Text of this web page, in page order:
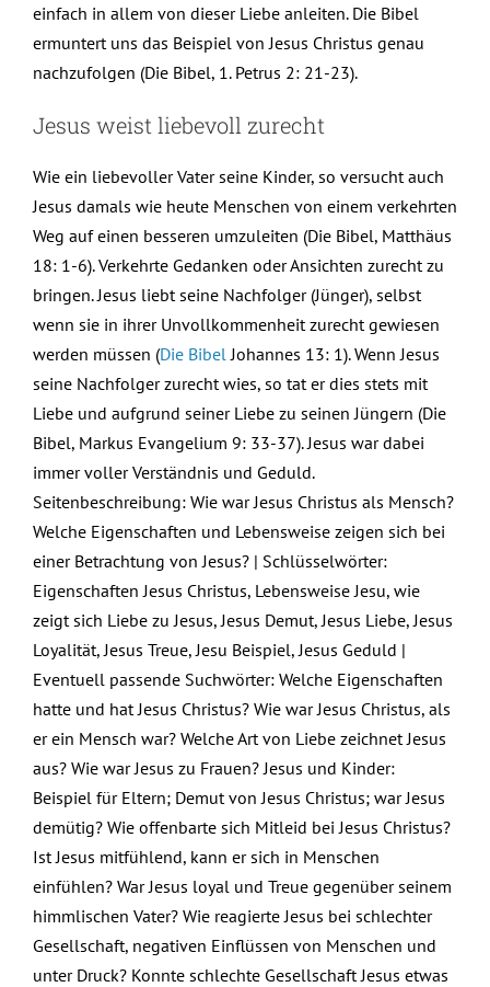
einfach in allem von dieser Liebe anleiten. Die Bibel
ermuntert uns das Beispiel von Jesus Christus genau
nachzufolgen (Die Bibel, 1. Petrus 2: 21-23).
Jesus weist liebevoll zurecht
Wie ein liebevoller Vater seine Kinder, so versucht auch
Jesus damals wie heute Menschen von einem verkehrten
Weg auf einen besseren umzuleiten (Die Bibel, Matthäus
18: 1-6). Verkehrte Gedanken oder Ansichten zurecht zu
bringen. Jesus liebt seine Nachfolger (Jünger), selbst
wenn sie in ihrer Unvollkommenheit zurecht gewiesen
werden müssen (Die Bibel Johannes 13: 1). Wenn Jesus
seine Nachfolger zurecht wies, so tat er dies stets mit
Liebe und aufgrund seiner Liebe zu seinen Jüngern (Die
Bibel, Markus Evangelium 9: 33-37). Jesus war dabei
immer voller Verständnis und Geduld.
Seitenbeschreibung: Wie war Jesus Christus als Mensch?
Welche Eigenschaften und Lebensweise zeigen sich bei
einer Betrachtung von Jesus? | Schlüsselwörter:
Eigenschaften Jesus Christus, Lebensweise Jesu, wie
zeigt sich Liebe zu Jesus, Jesus Demut, Jesus Liebe, Jesus
Loyalität, Jesus Treue, Jesu Beispiel, Jesus Geduld |
Eventuell passende Suchwörter: Welche Eigenschaften
hatte und hat Jesus Christus? Wie war Jesus Christus, als
er ein Mensch war? Welche Art von Liebe zeichnet Jesus
aus? Wie war Jesus zu Frauen? Jesus und Kinder:
Beispiel für Eltern; Demut von Jesus Christus; war Jesus
demütig? Wie offenbarte sich Mitleid bei Jesus Christus?
Ist Jesus mitfühlend, kann er sich in Menschen
einfühlen? War Jesus loyal und Treue gegenüber seinem
himmlischen Vater? Wie reagierte Jesus bei schlechter
Gesellschaft, negativen Einflüssen von Menschen und
unter Druck? Konnte schlechte Gesellschaft Jesus etwas